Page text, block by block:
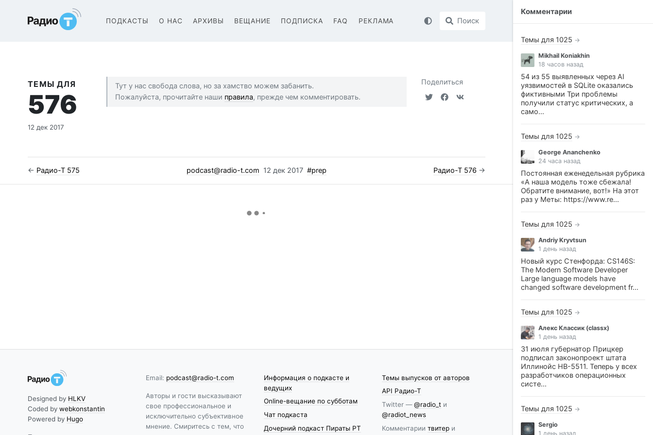
Радио-Т Подкаст Поиск
ПОДКАСТЫ О НАС АРХИВЫ ВЕЩАНИЕ ПОДПИСКА FAQ РЕКЛАМА
ТЕМЫ ДЛЯ
576
12 дек 2017
Тут у нас свобода слова, но за хамство можем забанить.
Пожалуйста, прочитайте наши правила, прежде чем комментировать.
Поделиться
← Радио-Т 575 Радио-Т 576 →
podcast@radio-t.com 12 дек 2017 #prep
Designed by HLKV
Coded bywebkonstantin
Powered by Hugo
Email: podcast@radio-t.com
Авторы и гости высказывают
свое профессиональное и
исключительно субъективное
мнение. Смиритесь с тем, что
Информация о подкасте и
ведущих
Online-вещание по субботам
Чат подкаста
Дочерний подкаст Пираты РТ
Темы выпусков от авторов
API Радио-Т
Twitter —@radio_tи
@radiot_news
Комментарии твитери
Комментарии
Темы для 1025 →
Mikhail Koniakhin
18 часов назад
54 из 55 выявленных через AI
уязвимостей в SQLite оказались
фиктивными Три проблемы
получили статус критических, а
само...
Темы для 1025 →
George Ananchenko
24 часа назад
Постоянная еженедельная рубрика
«А наша модель тоже сбежала!
Обратите внимание, вот!» На этот
раз у Меты: https://www.re...
Темы для 1025 →
Andriy Kryvtsun
1 день назад
Новый курс Стенфорда: CS146S:
The Modern Software Developer
Large language models have
changed software development fr...
Темы для 1025 →
Алекс Классик (classx)
1 день назад
31 июля губернатор Прицкер
подписал законопроект штата
Иллинойс HB-5511. Теперь у всех
разработчиков операционных
систе...
Темы для 1025 →
Sergio
1 день назад